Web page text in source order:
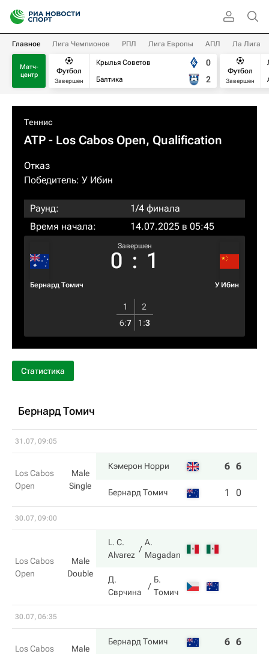
Главное Лига Чемпионов РПЛ Лига Европы АПЛ Ла Лига
Матч-
центр
Футбол
Завершен
Крылья Советов
Балтика
0
2
Футбол
Завершен
Теннис
ATP - Los Cabos Open, Qualification
Отказ
Победитель: У Ибин
Раунд:
1/4 финала
Время начала:
14.07.2025 в 05:45
Бернард Томич
Завершен
0 : 1
У Ибин
1
2
6:7 1 :3
Статистика
Бернард Томич
31.07, 09:05
Los Cabos
Open
Male
Single
Кэмерон Норри 6 6
Бернард Томич 1 0
30.07, 09:00
Los Cabos
Open
Male
Double
L. C.
Alvarez
A.
Magadan
Д.
Сврчина
Б.
Томич
30.07, 06:35
Los Cabos
Male
Бернард Томич 6 6